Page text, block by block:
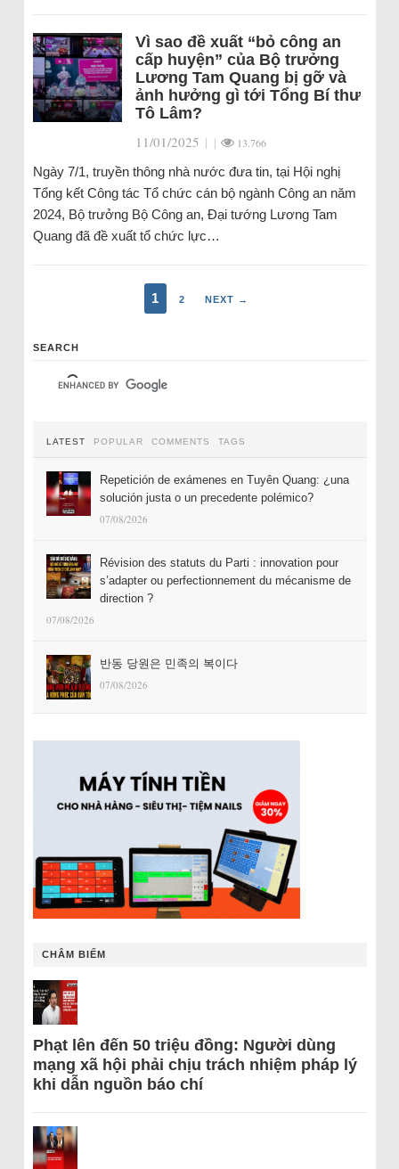
Vì sao đề xuất “bỏ công an
cấp huyện” của Bộ trưởng
Lương Tam Quang bị gỡ và
ảnh hưởng gì tới Tổng Bí thư
Tô Lâm?
11/01/2025 | | 13.766
Ngày 7/1, truyền thông nhà nước đưa tin, tại Hội nghị
Tổng kết Công tác Tổ chức cán bộ ngành Công an năm
2024, Bộ trưởng Bộ Công an, Đại tướng Lương Tam
Quang đã đề xuất tổ chức lực…
1 2 NEXT →
SEARCH
LATEST POPULAR COMMENTS TAGS
Repetición de exámenes en Tuyên Quang: ¿una
solución justa o un precedente polémico?
07/08/2026
Révision des statuts du Parti : innovation pour
s’adapter ou perfectionnement du mécanisme de
direction ?
07/08/2026
반동 당원은 민족의 복이다
07/08/2026
CHÂM BIẾM
Phạt lên đến 50 triệu đồng: Người dùng
mạng xã hội phải chịu trách nhiệm pháp lý
khi dẫn nguồn báo chí